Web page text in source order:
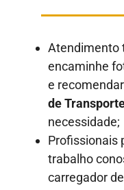
Atendimento
encaminhe
e
de
necessidade;
Profissionais
trabalho
carregador